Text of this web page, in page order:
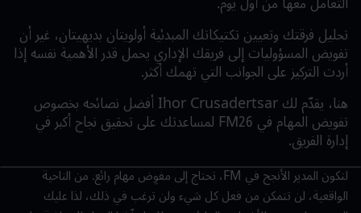
تحليل فرقتك وتعيين تكتيكاتك المبدئية أولويتان بديهيتان، غير أن
تفويض المسؤوليات إلى فريقك الإداري يحمل قدر الأهمية نفسه إذا
أردت التركيز على الجوانب التي تهمك أكثر.
هنا، يقدّم لكIhor Crusadertsarأفضل نصائحه بخصوص
تفويض المهام فيFM26 لمساعدتك على تحقيق نجاح أكبر في
إدارة الفريق.
لتكون المدير الأنجح فيFM، تحتاج إلى مفوِض مهام رائع. من الناحية
الواقعية، لن تتمكن من فعل كل شيء ولن ترغب في ذلك، لذا عليك